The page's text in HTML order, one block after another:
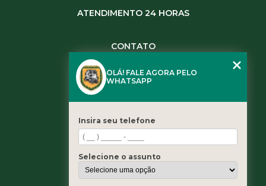
ATENDIMENTO 24 HORAS
CONTATO
(11) 3461-5871
contato@leaoservicos.com.br
Home
Quem somos
Serviços
OLÁ! FALE AGORA PELO
WHATSAPP
Insira seu telefone
Selecione o assunto